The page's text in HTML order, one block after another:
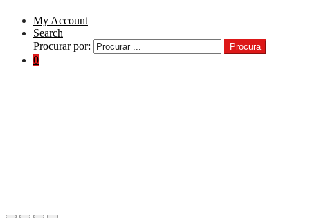
My Account
Search
Procurar por:
Procura
0